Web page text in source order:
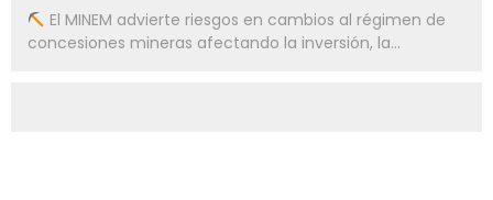
El MINEM advierte riesgos en cambios al régimen de
concesiones mineras afectando la inversión, la...